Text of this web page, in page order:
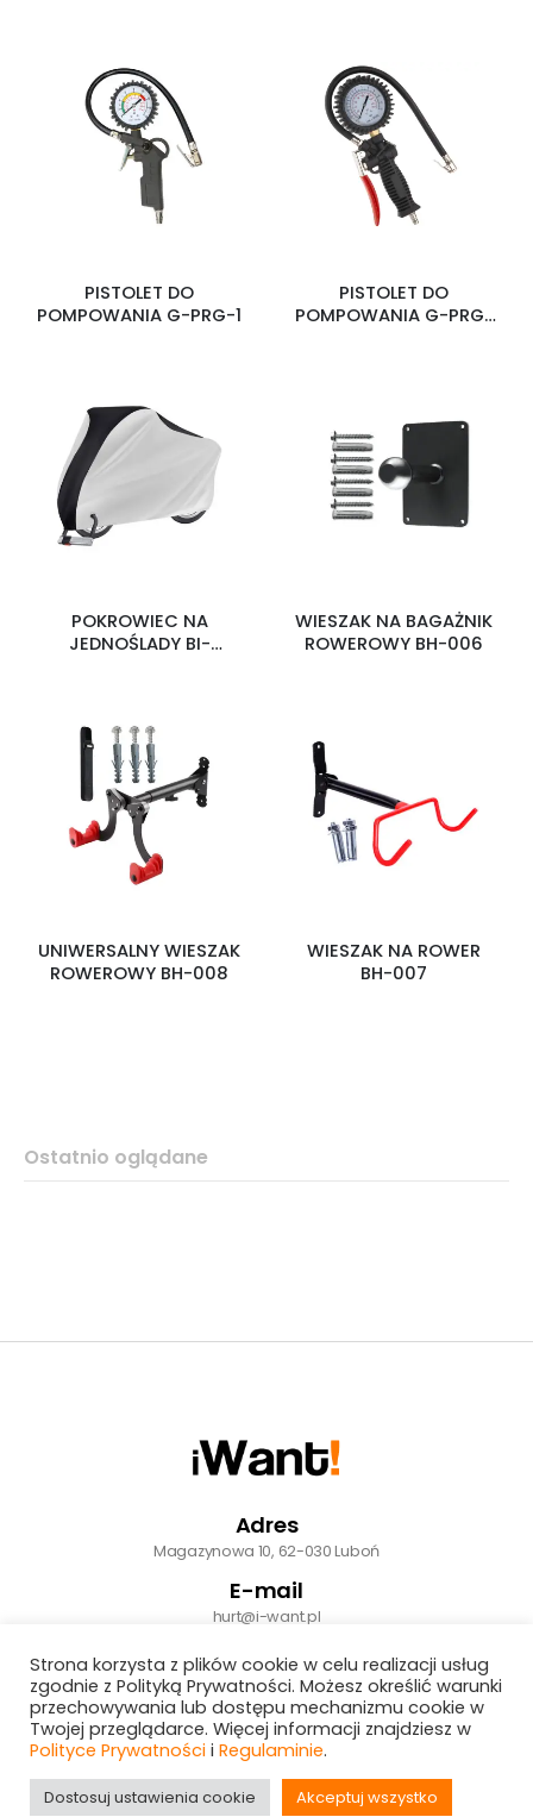
PISTOLET DO
POMPOWANIA G-PRG-1
PISTOLET DO
POMPOWANIA G-PRG-
POKROWIEC NA
JEDNOŚLADY BI-
WIESZAK NA BAGAŻNIK
ROWEROWY BH-006
UNIWERSALNY WIESZAK
ROWEROWY BH-008
WIESZAK NA ROWER
BH-007
Ostatnio oglądane
Adres
Magazynowa 10, 62-030 Luboń
E-mail
hurt@i-want.pl
Godziny pracy
Pon - Pt / 7:00 - 15:00
Sklep iWant! © 2025. All Rights Reserved
Strona korzysta z plików cookie w celu realizacji usług
zgodnie z Polityką Prywatności. Możesz określić warunki
przechowywania lub dostępu mechanizmu cookie w
Twojej przeglądarce. Więcej informacji znajdziesz w
Polityce Prywatności i Regulaminie.
Dostosuj ustawienia cookie Akceptuj wszystko